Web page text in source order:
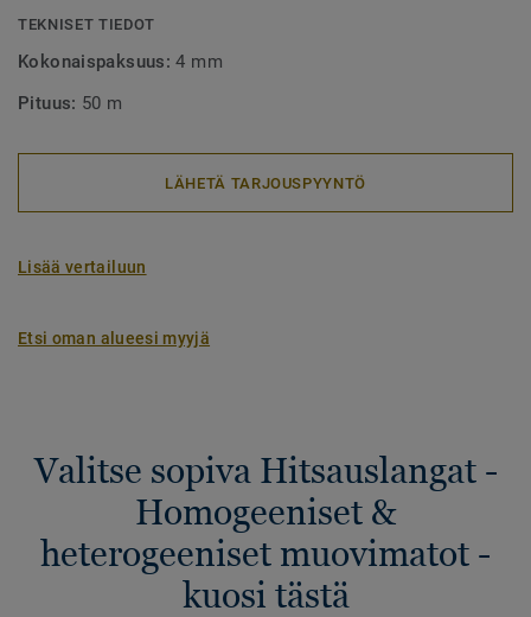
TEKNISET TIEDOT
Kokonaispaksuus:4 mm
Pituus: 50 m
LÄHETÄ TARJOUSPYYNTÖ
Lisää vertailuun
Etsi oman alueesi myyjä
Valitse sopiva Hitsauslangat -
Homogeeniset &
heterogeeniset muovimatot -
kuosi tästä